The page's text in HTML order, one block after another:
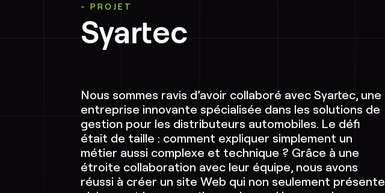
PROJET
Syartec
Nous sommes ravis d’avoir collaboré avec Syartec, une
entreprise innovante spécialisée dans les solutions de
gestion pour les distributeurs automobiles. Le défi
était de taille : comment expliquer simplement un
métier aussi complexe et technique ? Grâce à une
étroite collaboration avec leur équipe, nous avons
réussi à créer un site Web qui non seulement présente